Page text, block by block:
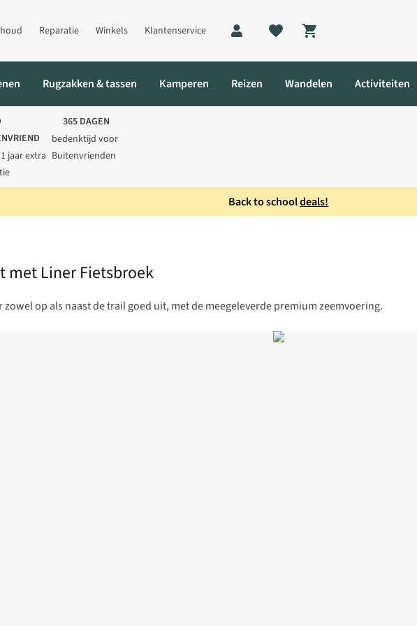
Reparatie Winkels Klantenservice
Shopping cart
Rugzakken & tassen Kamperen Reizen Wandelen Activiteiten
jaar extra
365 DAGEN
bedenktijd voor
Buitenvrienden
Back to schooldeals!
met Liner Fietsbroek
op als naast de trail goed uit, met de meegeleverde premium zeemvoering.